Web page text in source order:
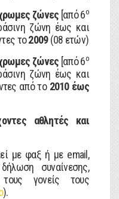
ζώνες [από 6ο
ζώνη έως και
το2009(08 ετών)
ζώνες [από 6ο
ζώνη έως και
από το 2010 έως
αθλητές και
με φαξ ή με email,
συναίνεσης,
γονείς τους
).